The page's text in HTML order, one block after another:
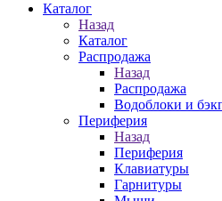
Каталог
Назад
Каталог
Распродажа
Назад
Распродажа
Водоблоки и
Периферия
Назад
Периферия
Клавиатуры
Гарнитуры